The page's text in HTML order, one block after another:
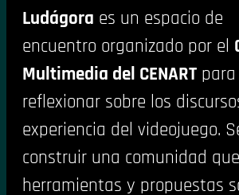
Ludágora es un espacio de
encuentro organizado por el
Multimedia del CENART
reflexionar sobre los
experiencia del videojuego.
construir una comunidad
herramientas y propuestas